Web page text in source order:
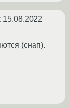
15.08.2022
(снап).